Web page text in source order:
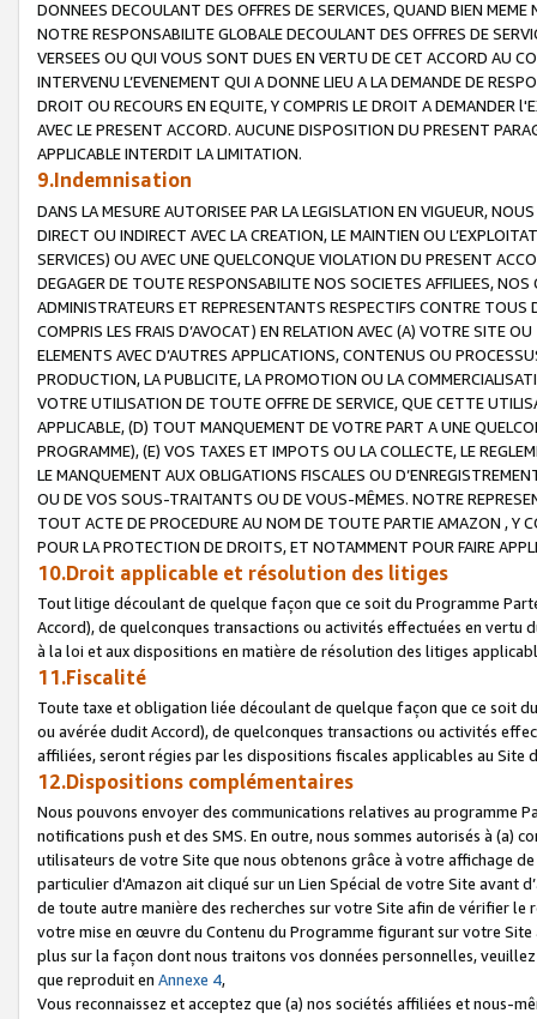
DONNEES DECOULANT DES OFFRES DE SERVICES, QUAND BIEN
NOTRE RESPONSABILITE GLOBALE DECOULANT DES OFFRES DE
VERSEES OU QUI VOUS SONT DUES EN VERTU DE CET ACCORD AU
INTERVENU L’EVENEMENT QUI A DONNE LIEU A LA DEMANDE DE
DROIT OU RECOURS EN EQUITE, Y COMPRIS LE DROIT A DEMANDER
AVEC LE PRESENT ACCORD. AUCUNE DISPOSITION DU PRESENT
APPLICABLE INTERDIT LA LIMITATION.
9.Indemnisation
DANS LA MESURE AUTORISEE PAR LA LEGISLATION EN VIGUEUR,
DIRECT OU INDIRECT AVEC LA CREATION, LE MAINTIEN OU
SERVICES) OU AVEC UNE QUELCONQUE VIOLATION DU PRESENT
DEGAGER DE TOUTE RESPONSABILITE NOS SOCIETES AFFILIEES,
ADMINISTRATEURS ET REPRESENTANTS RESPECTIFS CONTRE
COMPRIS LES FRAIS D’AVOCAT) EN RELATION AVEC (A) VOTRE SITE
ELEMENTS AVEC D’AUTRES APPLICATIONS, CONTENUS OU
PRODUCTION, LA PUBLICITE, LA PROMOTION OU LA
VOTRE UTILISATION DE TOUTE OFFRE DE SERVICE, QUE CETTE
APPLICABLE, (D) TOUT MANQUEMENT DE VOTRE PART A UNE
PROGRAMME), (E) VOS TAXES ET IMPOTS OU LA COLLECTE, LE
LE MANQUEMENT AUX OBLIGATIONS FISCALES OU
OU DE VOS SOUS-TRAITANTS OU DE VOUS-MÊMES. NOTRE
TOUT ACTE DE PROCEDURE AU NOM DE TOUTE PARTIE AMAZON , Y
POUR LA PROTECTION DE DROITS, ET NOTAMMENT POUR FAIRE
10.Droit applicable et résolution des litiges
Tout litige découlant de quelque façon que ce soit du Programme
Accord), de quelconques transactions ou activités effectuées en vertu
à la loi et aux dispositions en matière de résolution des litiges
11.Fiscalité
Toute taxe et obligation liée découlant de quelque façon que ce soit
ou avérée dudit Accord), de quelconques transactions ou activités
affiliées, seront régies par les dispositions fiscales applicables au Site
12.Dispositions complémentaires
Nous pouvons envoyer des communications relatives au programme
notifications push et des SMS. En outre, nous sommes autorisés à
utilisateurs de votre Site que nous obtenons grâce à votre affichage
particulier d'Amazon ait cliqué sur un Lien Spécial de votre Site avant
de toute autre manière des recherches sur votre Site afin de vérifier
votre mise en œuvre du Contenu du Programme figurant sur votre
plus sur la façon dont nous traitons vos données personnelles,
que reproduit en Annexe 4,
Vous reconnaissez et acceptez que (a) nos sociétés affiliées et nous-